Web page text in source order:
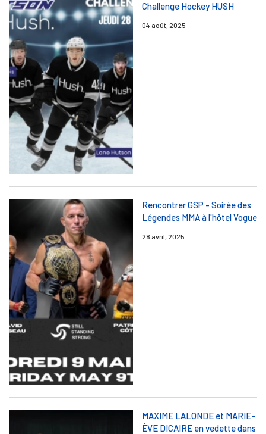
Challenge Hockey HUSH
04 août, 2025
Rencontrer GSP - Soirée des
Légendes MMA à l'hôtel Vogue
28 avril, 2025
MAXIME LALONDE et MARIE-
ÈVE DICAIRE en vedette dans